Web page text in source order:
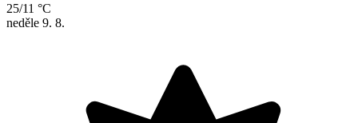
25/11 °C
neděle 9. 8.